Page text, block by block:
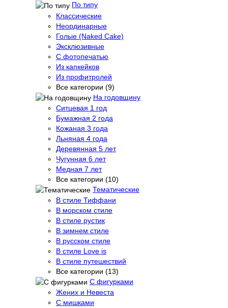
По типу
Классические
Неординарные
Голые (Naked Cake)
Эксклюзивные
С фотопечатью
Из капкейков
Из профитролей
Все категории (9)
На годовщину
Ситцевая 1 год
Бумажная 2 года
Кожаная 3 года
Льняная 4 года
Деревянная 5 лет
Чугунная 6 лет
Медная 7 лет
Все категории (10)
Тематические
В стиле Тиффани
В морском стиле
В стиле рустик
В зимнем стиле
В русском стиле
В стиле Love is
В стиле путешествий
Все категории (13)
С фигурками
Жених и Невеста
С мишками